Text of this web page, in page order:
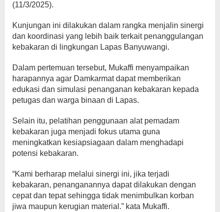
(11/3/2025).
Kunjungan ini dilakukan dalam rangka menjalin sinergi
dan koordinasi yang lebih baik terkait penanggulangan
kebakaran di lingkungan Lapas Banyuwangi.
Dalam pertemuan tersebut, Mukaffi menyampaikan
harapannya agar Damkarmat dapat memberikan
edukasi dan simulasi penanganan kebakaran kepada
petugas dan warga binaan di Lapas.
Selain itu, pelatihan penggunaan alat pemadam
kebakaran juga menjadi fokus utama guna
meningkatkan kesiapsiagaan dalam menghadapi
potensi kebakaran.
“Kami berharap melalui sinergi ini, jika terjadi
kebakaran, penanganannya dapat dilakukan dengan
cepat dan tepat sehingga tidak menimbulkan korban
jiwa maupun kerugian material.” kata Mukaffi.